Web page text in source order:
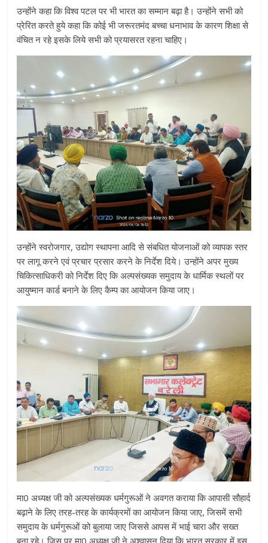
उन्होंने कहा कि विश्व पटल पर भी भारत का सम्मान बढ़ा है। उन्होंने सभी को
प्रेरित करते हुये कहा कि कोई भी जरूरतमंद बच्चा धनाभाव के कारण शिक्षा से
वंचित न रहे इसके लिये सभी को प्रयासरत रहना चाहिए।
उन्होंने स्वरोजगार, उद्योग स्थापना आदि से संबधित योजनाओं को व्यापक स्तर
पर लागू करने एवं प्रचार प्रसार करने के निर्देश दिये। उन्होंने अपर मुख्य
चिकित्साधिकरी को निर्देश दिए कि अल्पसंख्यक समुदाय के धार्मिक स्थलों पर
आयुष्मान कार्ड बनाने के लिए कैम्प का आयोजन किया जाए।
मा0 अध्यक्ष जी को अल्पसंख्यक धर्मगुरूओं ने अवगत कराया कि आपासी सौहार्द
बढ़ाने के लिए तरह-तरह के कार्यक्रमों का आयोजन किया जाए, जिसमें सभी
समुदाय के धर्मगुरूओं को बुलाया जाए जिससे आपस में भाई चारा और सख्त
बना रहे। जिस पर मा0 अध्यक्ष जी ने अश्वासन दिया कि भारत सरकार में इस